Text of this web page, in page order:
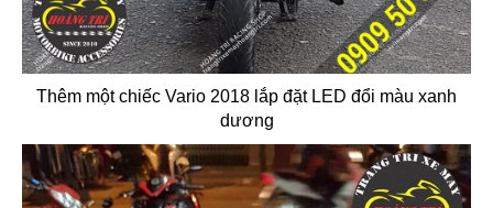
Thêm một chiếc Vario 2018 lắp đặt LED đổi màu xanh
dương